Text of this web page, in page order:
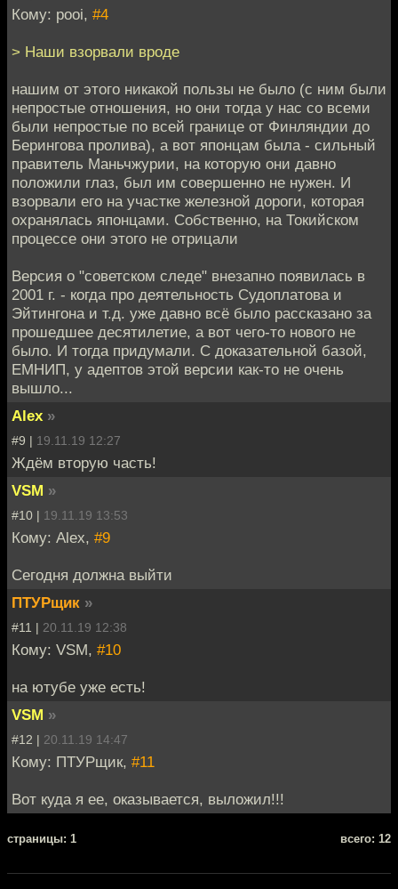
Кому: pooi, #4
> Наши взорвали вроде
нашим от этого никакой пользы не было (с ним были
непростые отношения, но они тогда у нас со всеми
были непростые по всей границе от Финляндии до
Берингова пролива), а вот японцам была - сильный
правитель Маньчжурии, на которую они давно
положили глаз, был им совершенно не нужен. И
взорвали его на участке железной дороги, которая
охранялась японцами. Собственно, на Токийском
процессе они этого не отрицали
Версия о "советском следе" внезапно появилась в
2001 г. - когда про деятельность Судоплатова и
Эйтингона и т.д. уже давно всё было рассказано за
прошедшее десятилетие, а вот чего-то нового не
было. И тогда придумали. С доказательной базой,
ЕМНИП, у адептов этой версии как-то не очень
вышло...
Alex »
#9 | 19.11.19 12:27
Ждём вторую часть!
VSM »
#10 | 19.11.19 13:53
Кому: Alex, #9
Сегодня должна выйти
ПТУРщик »
#11 | 20.11.19 12:38
Кому: VSM, #10
на ютубе уже есть!
VSM »
#12 | 20.11.19 14:47
Кому: ПТУРщик, #11
Вот куда я ее, оказывается, выложил!!!
cтраницы: 1 всего: 12